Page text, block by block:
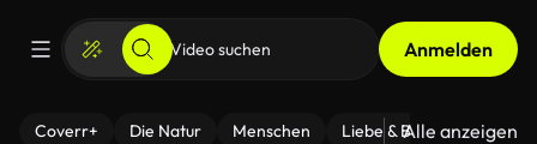
Anmelden
Coverr+ Die Natur Menschen Liebe & Beziehungen
Alle anzeigen